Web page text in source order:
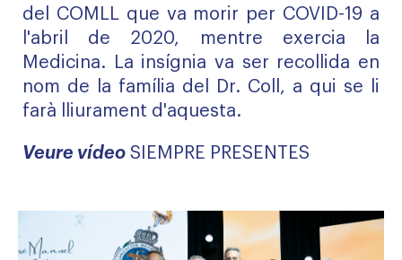
del COMLL que va morir per COVID-19 a
l'abril de 2020, mentre exercia la
Medicina. La insígnia va ser recollida en
nom de la família del Dr. Coll, a qui se li
farà lliurament d'aquesta.
Veure vídeo SIEMPRE PRESENTES